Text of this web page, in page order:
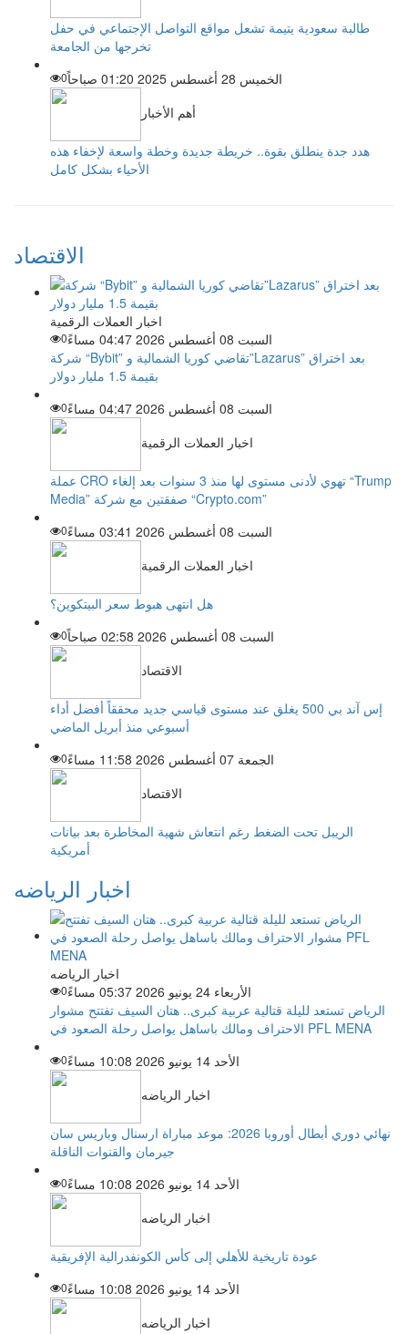
طالبة سعودية يتيمة تشعل مواقع التواصل الإجتماعي في حفل
تخرجها من الجامعة
الخميس 28 أغسطس 2025 01:20 صباحاً
0
أهم الأخبار
هدد جدة ينطلق بقوة.. خريطة جديدة وخطة واسعة لإخفاء هذه
الأحياء بشكل كامل
الاقتصاد
اخبار العملات الرقمية
السبت 08 أغسطس 2026 04:47 مساءً
0
شركة “Bybit” تقاضي كوريا الشمالية و”Lazarus” بعد اختراق
بقيمة 1.5 مليار دولار
السبت 08 أغسطس 2026 04:47 مساءً
0
اخبار العملات الرقمية
عملة CRO تهوي لأدنى مستوى لها منذ 3 سنوات بعد إلغاء “Trump
Media” صفقتين مع شركة “Crypto.com”
السبت 08 أغسطس 2026 03:41 مساءً
0
اخبار العملات الرقمية
هل انتهى هبوط سعر البيتكوين؟
السبت 08 أغسطس 2026 02:58 صباحاً
0
الاقتصاد
إس آند بي 500 يغلق عند مستوى قياسي جديد محققاً أفضل أداء
أسبوعي منذ أبريل الماضي
الجمعة 07 أغسطس 2026 11:58 مساءً
0
الاقتصاد
الريبل تحت الضغط رغم انتعاش شهية المخاطرة بعد بيانات
أمريكية
اخبار الرياضه
اخبار الرياضه
الأربعاء 24 يونيو 2026 05:37 مساءً
0
الرياض تستعد لليلة قتالية عربية كبرى.. هتان السيف تفتتح مشوار
الاحتراف ومالك باساهل يواصل رحلة الصعود في PFL MENA
الأحد 14 يونيو 2026 10:08 مساءً
0
اخبار الرياضه
نهائي دوري أبطال أوروبا 2026: موعد مباراة ارسنال وباريس سان
جيرمان والقنوات الناقلة
الأحد 14 يونيو 2026 10:08 مساءً
0
اخبار الرياضه
عودة تاريخية للأهلي إلى كأس الكونفدرالية الإفريقية
الأحد 14 يونيو 2026 10:08 مساءً
0
اخبار الرياضه